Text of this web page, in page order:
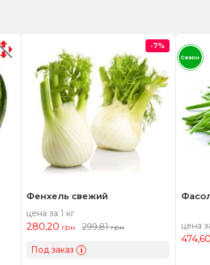
Фенхель свежий
цена за 1 кг
280,20 грн 299,81грн
Под заказ i
-7%
цена
474,60
Сезон